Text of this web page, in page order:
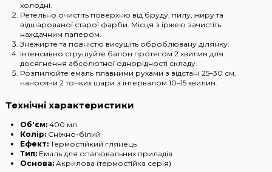
холодні.
Ретельно очистіть поверхню від бруду, пилу, жиру та
відшарованої старої фарби. Місця з іржею зачистіть
наждачним папером.
Знежирте та повністю висушіть оброблювану ділянку.
Інтенсивно струшуйте балон протягом 2 хвилин для
досягнення абсолютної однорідності складу.
Розпилюйте емаль плавними рухами з відстані 25–30 см,
наносячи 2 тонких шари з інтервалом 10–15 хвилин.
Технічні характеристики
Об'єм: 400 мл
Колір: Сніжно-білий
Ефект: Термостійкий глянець
Тип: Емаль для опалювальних приладів
Основа: Акрилова (термостійка серія)